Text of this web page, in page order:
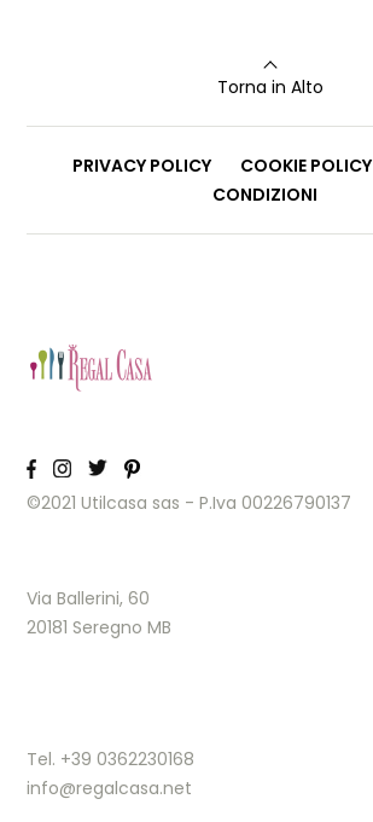
Torna in Alto
PRIVACY POLICY COOKIE POLICY
CONDIZIONI
©2021 Utilcasa sas - P.Iva 00226790137
Via Ballerini, 60
20181 Seregno MB
Tel. +39 0362230168
info@regalcasa.net